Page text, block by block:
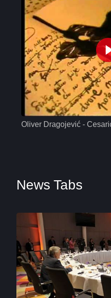
Oliver Dragojević -
News Tabs